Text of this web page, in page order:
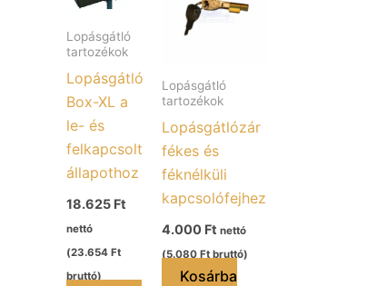
Lopásgátló
tartozékok
Lopásgátló
Box-XL a
le- és
felkapcsolt
állapothoz
18.625 Ft
nettó
(23.654 Ft
bruttó)
Lopásgátló
tartozékok
Lopásgátlózár
fékes és
féknélküli
kapcsolófejhez
4.000 Ft nettó
(5.080 Ft bruttó)
Kosárba